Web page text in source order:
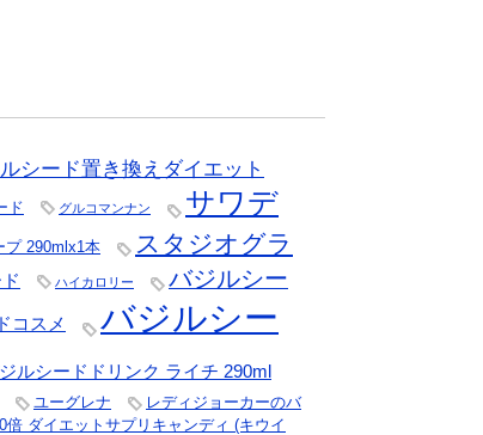
シード置き換えダイエット
ド グルコマンナン
サワデ
プ 290mlx1本
スタジオグラ
ハイカロリー
バジルシー
コスメ
バジルシー
ルシードドリンク ライチ 290ml
ユーグレナ
レディジョーカーのバ
倍 ダイエットサプリキャンディ (キウイ